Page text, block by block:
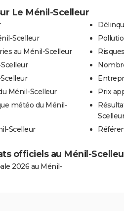
Le Ménil-Scelleur
Scelleur
au Ménil-Scelleur
Ménil-Scelleur
météo du Ménil-
Scelleur
Prix
Scelleur
officiels au Ménil-
2026 au Ménil-